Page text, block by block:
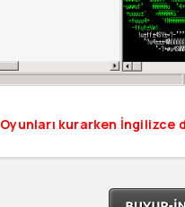
Oyunları kurarken İngilizce